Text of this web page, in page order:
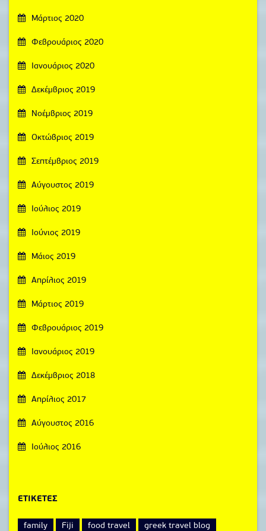
Μάρτιος 2020
Φεβρουάριος 2020
Ιανουάριος 2020
Δεκέμβριος 2019
Νοέμβριος 2019
Οκτώβριος 2019
Σεπτέμβριος 2019
Αύγουστος 2019
Ιούλιος 2019
Ιούνιος 2019
Μάιος 2019
Απρίλιος 2019
Μάρτιος 2019
Φεβρουάριος 2019
Ιανουάριος 2019
Δεκέμβριος 2018
Απρίλιος 2017
Αύγουστος 2016
Ιούλιος 2016
ΕΤΙΚΈΤΕΣ
family Fiji food travel
greek travel blog